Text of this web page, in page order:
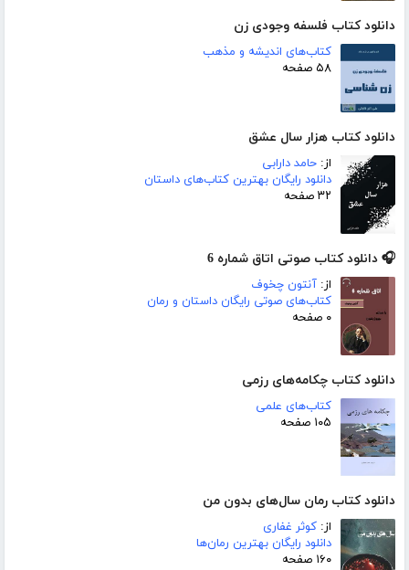
دانلود کتاب فلسفه وجودی زن
کتاب‌های اندیشه و مذهب
۵۸ صفحه
دانلود کتاب هزار سال عشق
از: حامد دارابی
دانلود رایگان بهترین کتاب‌های داستان
۳۲ صفحه
🎧 دانلود کتاب صوتی اتاق شماره 6
از: آنتون چخوف
کتاب‌های صوتی رایگان داستان و رمان
۰ صفحه
دانلود کتاب چکامه‌های رزمی
کتاب‌های علمی
۱۰۵ صفحه
دانلود کتاب رمان سال‌های بدون من
از: کوثر غفاری
دانلود رایگان بهترین رمان‌ها
۱۶۰ صفحه